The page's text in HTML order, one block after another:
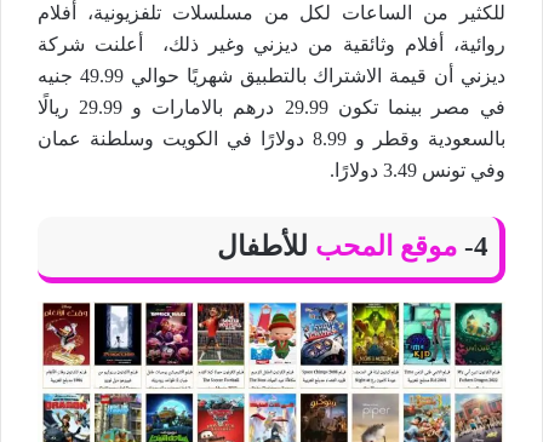
للكثير من الساعات لكل من مسلسلات تلفزيونية، أفلام
روائية، أفلام وثائقية من ديزني وغير ذلك، أعلنت شركة
ديزني أن قيمة الاشتراك بالتطبيق شهريًا حوالي 49.99 جنيه
في مصر بينما تكون 29.99 درهم بالامارات و 29.99 ريالًا
بالسعودية وقطر و 8.99 دولارًا في الكويت وسلطنة عمان
وفي تونس 3.49 دولارًا.
4- موقع المحب للأطفال